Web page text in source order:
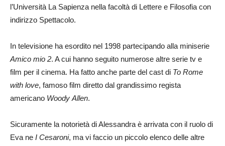
l’Università La Sapienza nella facoltà di Lettere e Filosofia con
indirizzo Spettacolo.
In televisione ha esordito nel 1998 partecipando alla miniserie
Amico mio 2. A cui hanno seguito numerose altre serie tv e
film per il cinema. Ha fatto anche parte del cast di To Rome
with love, famoso film diretto dal grandissimo regista
americano Woody Allen.
Sicuramente la notorietà di Alessandra è arrivata con il ruolo di
Eva ne I Cesaroni, ma vi faccio un piccolo elenco delle altre